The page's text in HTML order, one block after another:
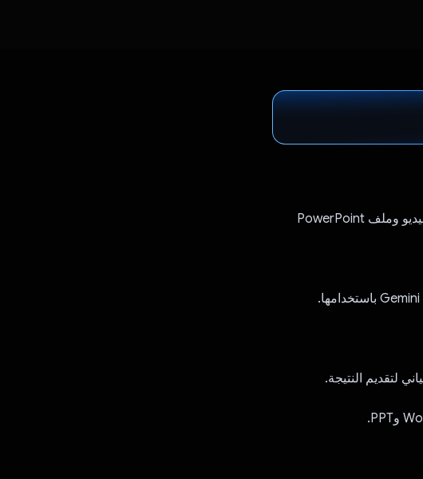
لقد وفّرنا لتطبيق Gemini إمكانية إنشاء موقع إلكتروني وتطبيق Flutter وفيديو وملف PowerPoint